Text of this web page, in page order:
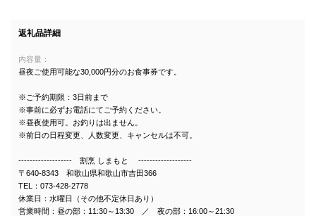
返礼品詳細
内容量：
昼夜ご使用可能な30,000円分のお食事券です。
※ご予約期限：3日前まで
※事前に必ずお電話にてご予約ください。
※昼夜使用可。お釣りは出ません。
※前日の日程変更、人数変更、キャンセルは不可。
------------------- 割烹 しまもと -------------------
〒640-8343 和歌山県和歌山市吉田366
TEL：073-428-2778
休業日：水曜日（その他不定休日あり）
営業時間：昼の部：11:30～13:30 ／ 夜の部：16:00～21:30